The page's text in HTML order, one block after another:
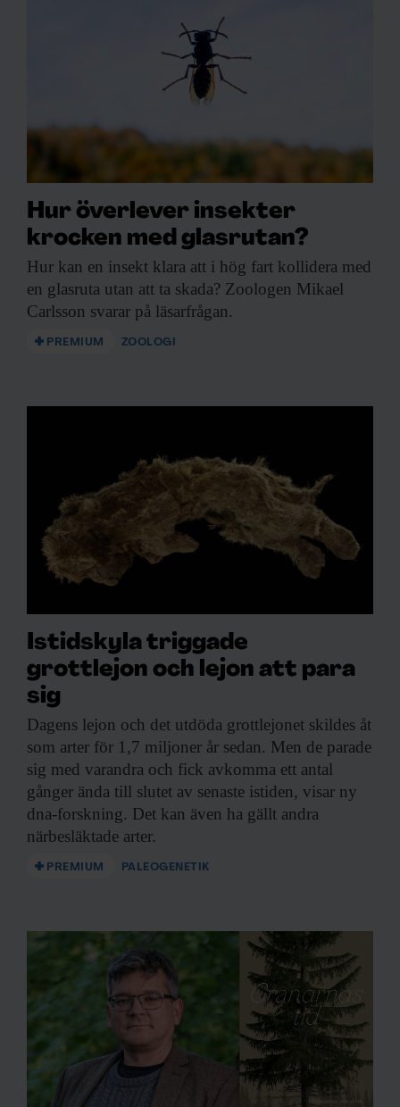
Hur överlever insekter
krocken med glasrutan?
Hur kan en insekt klara att i hög fart kollidera med
en glasruta utan att ta skada? Zoologen Mikael
Carlsson svarar på läsarfrågan.
PREMIUM ZOOLOGI
Istidskyla triggade
grottlejon och lejon att para
sig
Dagens lejon och det utdöda grottlejonet skildes åt
som arter för 1,7 miljoner år sedan. Men de parade
sig med varandra och fick avkomma ett antal
gånger ända till slutet av senaste istiden, visar ny
dna-forskning. Det kan även ha gällt andra
närbesläktade arter.
PREMIUM PALEOGENETIK